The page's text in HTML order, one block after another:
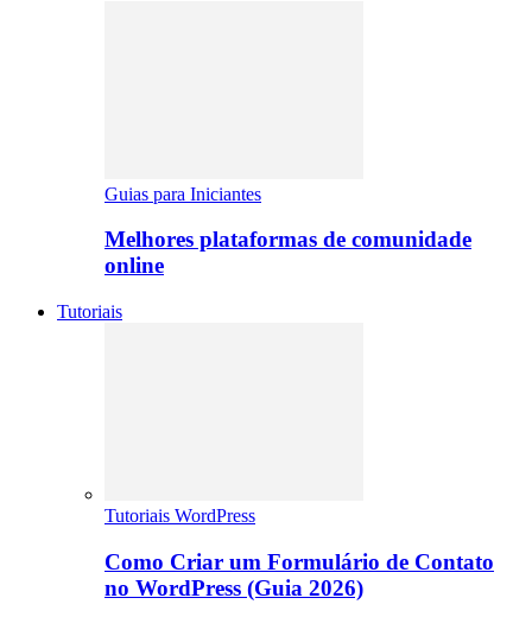
Guias para Iniciantes
Melhores plataformas de comunidade
online
Tutoriais
Tutoriais WordPress
Como Criar um Formulário de Contato
no WordPress (Guia 2026)